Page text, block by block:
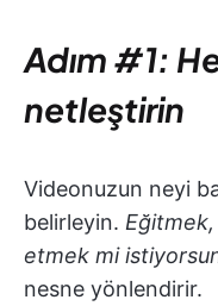
Adım #1:
netleştirin
Videonuzun neyi
belirleyin.
etmek mi
nesne yönlendirir.